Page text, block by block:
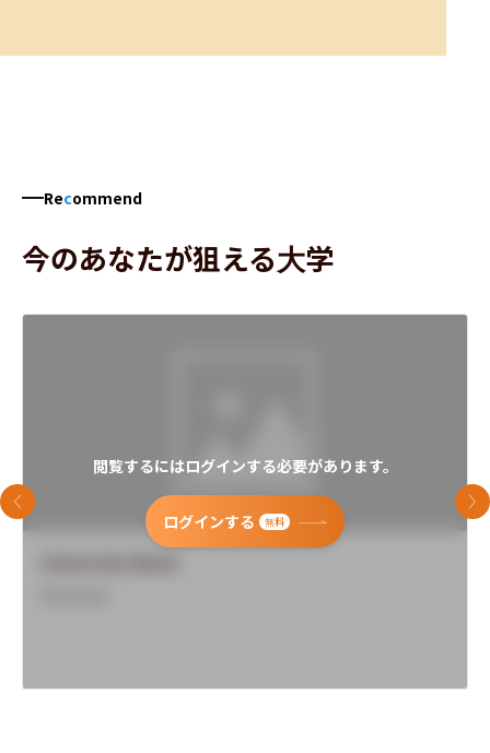
Recommend
今のあなたが狙える大学
閲覧するにはログインする必要があります。
ログインする 無料
前のスライド 次